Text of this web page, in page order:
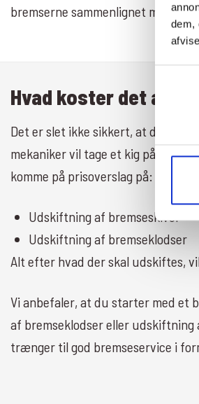
dem,
bremserne sammenlignet med en
Hvad koster det at
Det er slet ikke sikkert, at det er
mekaniker vil tage et kig på dem
komme på prisoverslag på:
Udskiftning af bremseskiver
Udskiftning af bremseklodser
Alt efter hvad der skal udskiftes,
Vi anbefaler, at du starter med et
af bremseklodser eller
trænger til god bremseservice i